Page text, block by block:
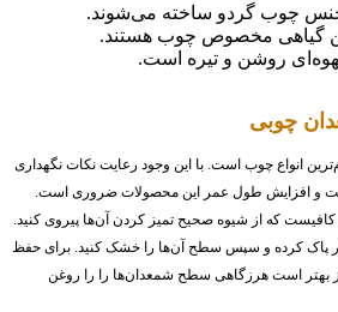
جنس چوب گردو ساخته می‌شوند.
گیاهی مخصوص چوب هستند.
روشن و تیره است.
چوبی
انواع چوب است. با این وجود رعایت نکات نگهداری
و افزایش طول عمر این محصولات ضروری است.
کافیست که از شیوه صحیح تمیز کردن آن‌ها پیروی کنید‌.
پاک کرده و سپس سطح آن‌ها را خشک کنید. برای حفظ
است هرزگاهی سطح شمعدان‌ها را را روغن